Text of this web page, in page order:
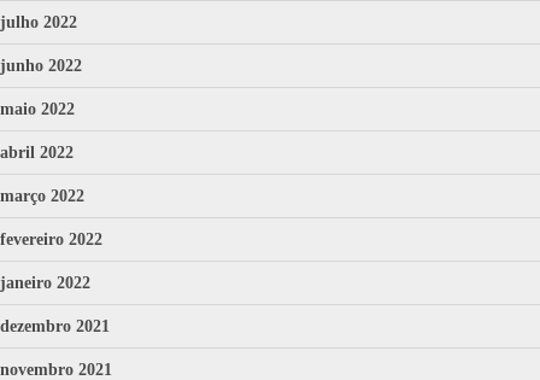
julho 2022
junho 2022
maio 2022
abril 2022
março 2022
fevereiro 2022
janeiro 2022
dezembro 2021
novembro 2021